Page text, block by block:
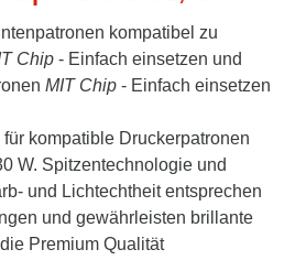
kompatibel zu
Chip - Einfach einsetzen und
MIT Chip - Einfach einsetzen
kompatible Druckerpatronen
W. Spitzentechnologie und
und Lichtechtheit entsprechen
und gewährleisten brillante
Premium Qualität